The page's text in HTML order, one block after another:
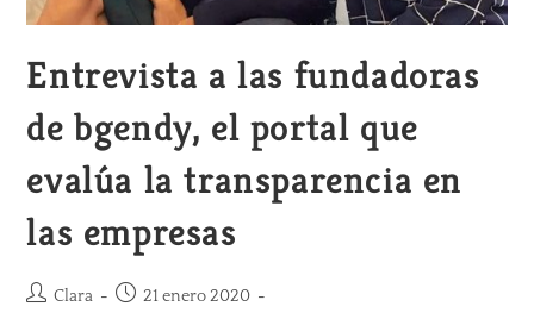
Entrevista a las fundadoras
de bgendy, el portal que
evalúa la transparencia en
las empresas
Clara
21 enero 2020